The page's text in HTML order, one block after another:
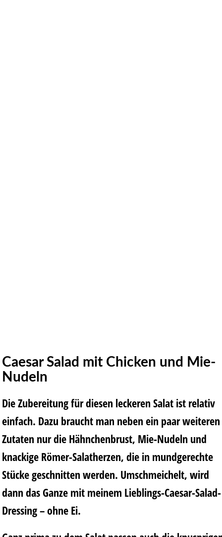
Caesar Salad mit Chicken und Mie-
Nudeln
Die Zubereitung für diesen leckeren Salat ist relativ
einfach. Dazu braucht man neben ein paar weiteren
Zutaten nur die Hähnchenbrust, Mie-Nudeln und
knackige Römer-Salatherzen, die in mundgerechte
Stücke geschnitten werden. Umschmeichelt, wird
dann das Ganze mit meinem Lieblings-Caesar-Salad-
Dressing – ohne Ei.